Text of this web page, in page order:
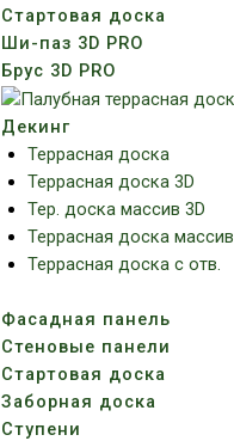
Стартовая доска
Ши-паз 3D PRO
Брус 3D PRO
Декинг
Террасная доска
Террасная доска 3D
Тер. доска массив 3D
Террасная доска массив
Террасная доска с отв.
Фасадная панель
Стеновые панели
Стартовая доска
Заборная доска
Ступени